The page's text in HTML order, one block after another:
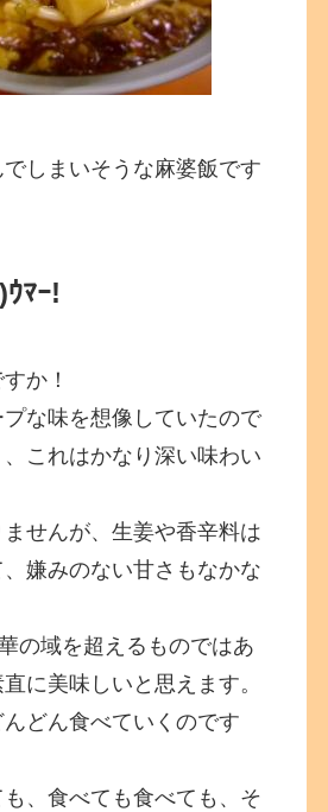
しまいそうな麻婆飯です
ﾏｰ!
か！
な味を想像していたので
これはかなり深い味わい
せんが、生姜や香辛料は
嫌みのない甘さもなかな
の域を超えるものではあ
に美味しいと思えます。
どん食べていくのです
、食べても食べても、そ